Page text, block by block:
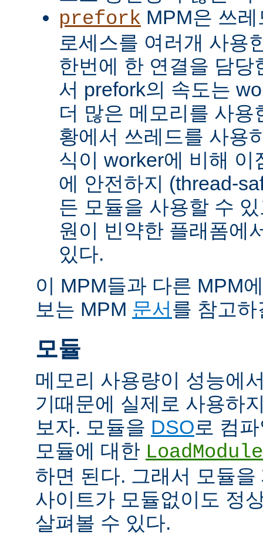
prefork MPM은 쓰
로세스를 여러개 사용
한번에 한 연결을 담당
서 prefork의 속도는
더 많은 메모리를 사
황에서 쓰레드를 사용
식이 worker에 비해 이
에 안전하지 (thread-
든 모듈을 사용할 수
원이 빈약한 플래폼에
있다.
이 MPM들과 다른 MPM
보는 MPM 문서를 참고
모듈
메모리 사용량이 성능에
기때문에 실제로 사용하
보자. 모듈을 DSO로 컴
모듈에 대한 LoadModule
하면 된다. 그래서 모듈
사이트가 모듈없이도 정
살펴볼 수 있다.